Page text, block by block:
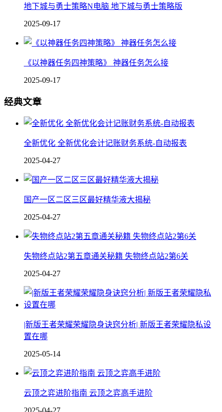
地下城与勇士策略N电脑 地下城与勇士策略版
2025-09-17
《以神器任务四神策略》 神器任务怎么接
2025-09-17
经典文章
全新优化 全新优化会计记账财务系统-自动报表
2025-04-27
国产一区二区三区最好精华液大揭秘
2025-04-27
失物终点站2第五章通关秘籍 失物终点站2第6关
2025-04-27
|新版王者荣耀荣耀隐身诀窍分析| 新版王者荣耀隐私设
置在哪
2025-05-14
云顶之弈进阶指南 云顶之弈高手进阶